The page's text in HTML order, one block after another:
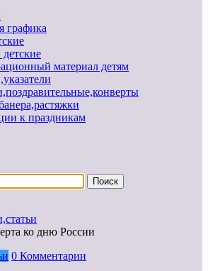
графика
материал детям
к праздникам
ко дню России
0 Комментарии